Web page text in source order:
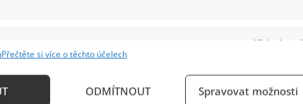
Vždy aktivní
základě automaticky přenášených informací.
Přečtěte si více o těchto účelech
ODMÍTNOUT Spravovat možnosti
armády, modernější
schopnost reagovat v krizových